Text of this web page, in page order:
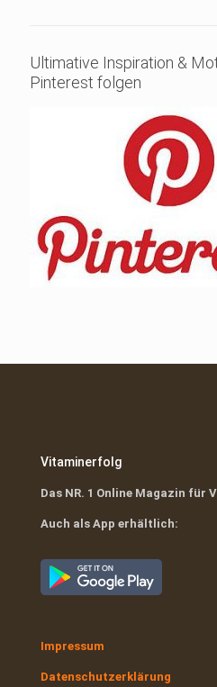
Ultimative Inspiration &
Pinterest folgen
Vitaminerfolg
Das NR. 1 Online Magazin für
Auch als App erhältlich:
Impressum
Datenschutzerklärung